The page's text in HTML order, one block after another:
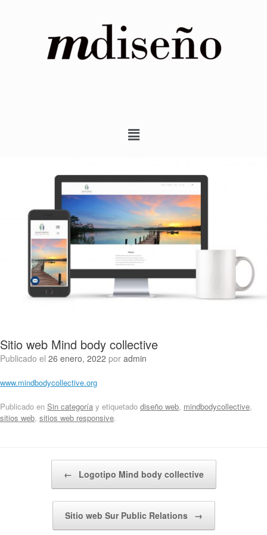
Sitio web Mind body collective
Publicado el 26 enero, 2022 por admin
www.mindbodycollective.org
Publicado en Sin categoría y etiquetado diseño web, mindbodycollective,
sitios web, sitios web responsive.
← Logotipo Mind body collective
Sitio web Sur Public Relations →